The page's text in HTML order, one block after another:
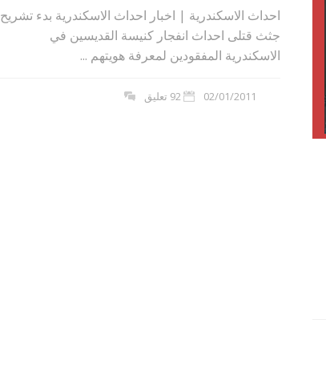
احداث الاسكندرية | اخبار احداث الاسكندرية بدء تشريح
جثث قتلى احداث انفجار كنيسة القديسين في
الاسكندرية المفقودين لمعرفة هويتهم ...
02/01/2011 92 تعليق